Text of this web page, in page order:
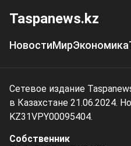
Taspanews.kz
НовостиМирЭкономика
Сетевое издание
в Казахстане 21.06.2024.
KZ31VPY00095404.
Собственник